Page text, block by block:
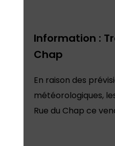
Information :
Chap
En raison des
météorologiques,
Rue du Chap ce